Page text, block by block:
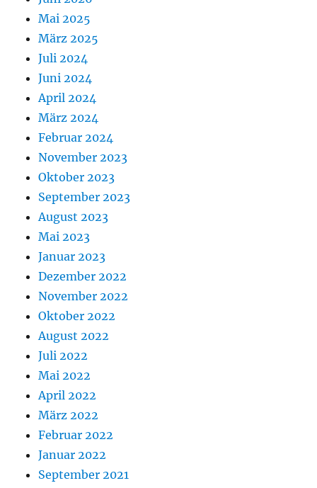
Mai 2025
März 2025
Juli 2024
Juni 2024
April 2024
März 2024
Februar 2024
November 2023
Oktober 2023
September 2023
August 2023
Mai 2023
Januar 2023
Dezember 2022
November 2022
Oktober 2022
August 2022
Juli 2022
Mai 2022
April 2022
März 2022
Februar 2022
Januar 2022
September 2021